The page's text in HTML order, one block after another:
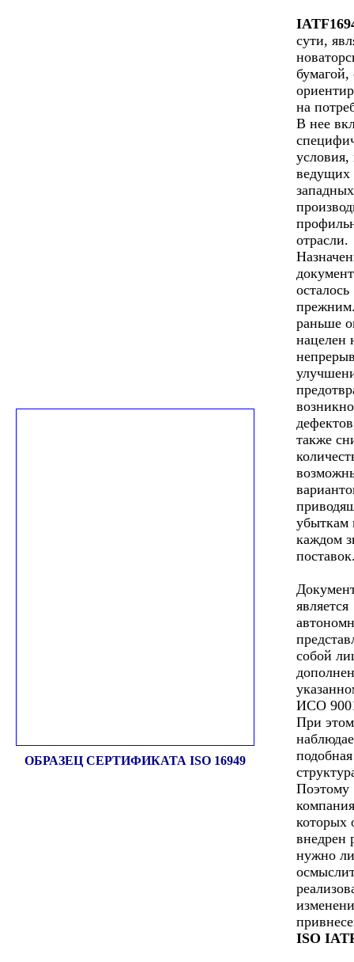
ОБРАЗЕЦ СЕРТИФИКАТА ISO 16949
сути,
бумагой,
на
В нее
условия,
ведущих
западных
отрасли.
осталось
раньше
нацелен
также
убыткам
каждом
является
собой
ИСО
При
Поэтому
которых
внедрен
нужно
ISO